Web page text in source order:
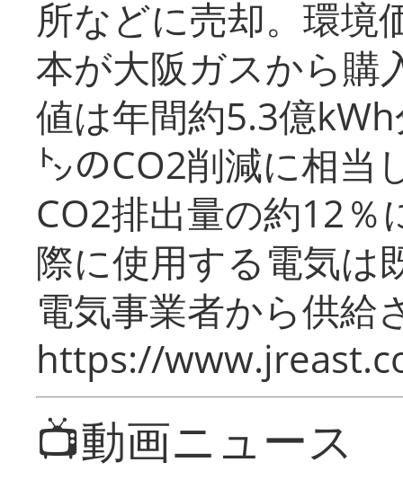
所などに売却。環境
本が大阪ガスから購
値は年間約5.3億
㌧のCO2削減に相当
CO2排出量の約12％
際に使用する電気は
電気事業者から供給
https://
📺動画ニュース